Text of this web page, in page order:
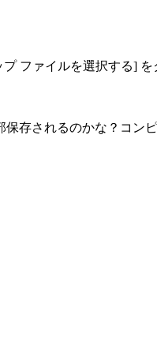
ファイルを選択する]
存されるのかな？コン